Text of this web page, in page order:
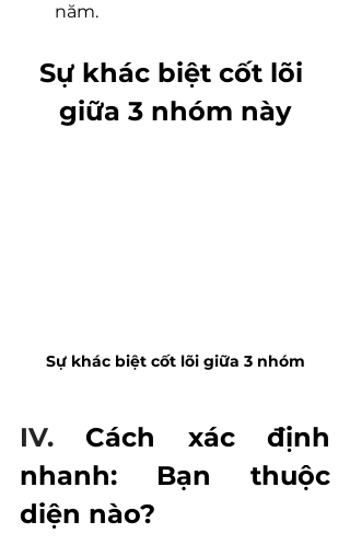
năm.
Sự khác biệt cốt lõi
giữa 3 nhóm này
Sự khác biệt cốt lõi giữa 3 nhóm
IV.
Cách xác định
nhanh: Bạn thuộc
diện nào?